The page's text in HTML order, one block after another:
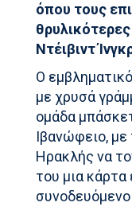
όπου τους
Ντέιβιντ
Ο
με χρυσά
ομάδα
Ιβανώφειο, με
Ηρακλής να
του μια κάρτα